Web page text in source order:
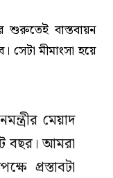
বাস্তবায়ন
সেটা মীমাংসা হয়ে
মেয়াদ
বছর। আমরা
প্রস্তাবটা